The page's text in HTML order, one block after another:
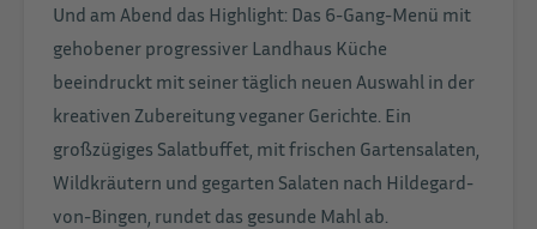
Und am Abend das Highlight: Das 6-Gang-Menü mit
gehobener progressiver Landhaus Küche
beeindruckt mit seiner täglich neuen Auswahl in der
kreativen Zubereitung veganer Gerichte. Ein
großzügiges Salatbuffet, mit frischen Gartensalaten,
Wildkräutern und gegarten Salaten nach Hildegard-
von-Bingen, rundet das gesunde Mahl ab.